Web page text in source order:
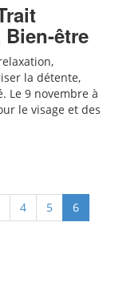
être
la détente,
Le 9 novembre à
le visage et des
4 5
6